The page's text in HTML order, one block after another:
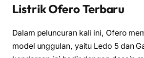
Listrik Ofero Terbaru
Dalam peluncuran kali ini, Ofero
model unggulan, yaitu Ledo 5 dan